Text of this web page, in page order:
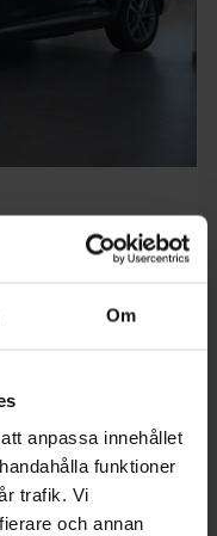
Om
anpassa innehållet
funktioner
trafik. Vi
och annan